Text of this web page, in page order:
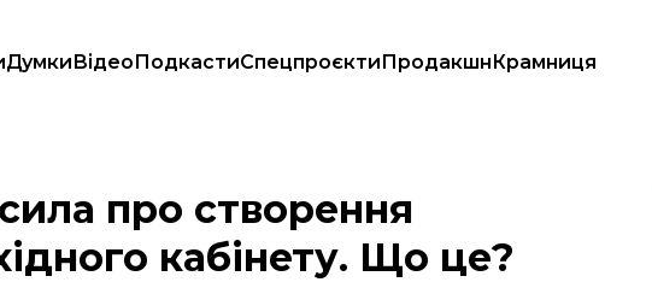
ДумкиВідеоПодкастиСпецпроєктиПродакшнКрамниця
кабінету. Що це?
про створення
кабінету. Що це?